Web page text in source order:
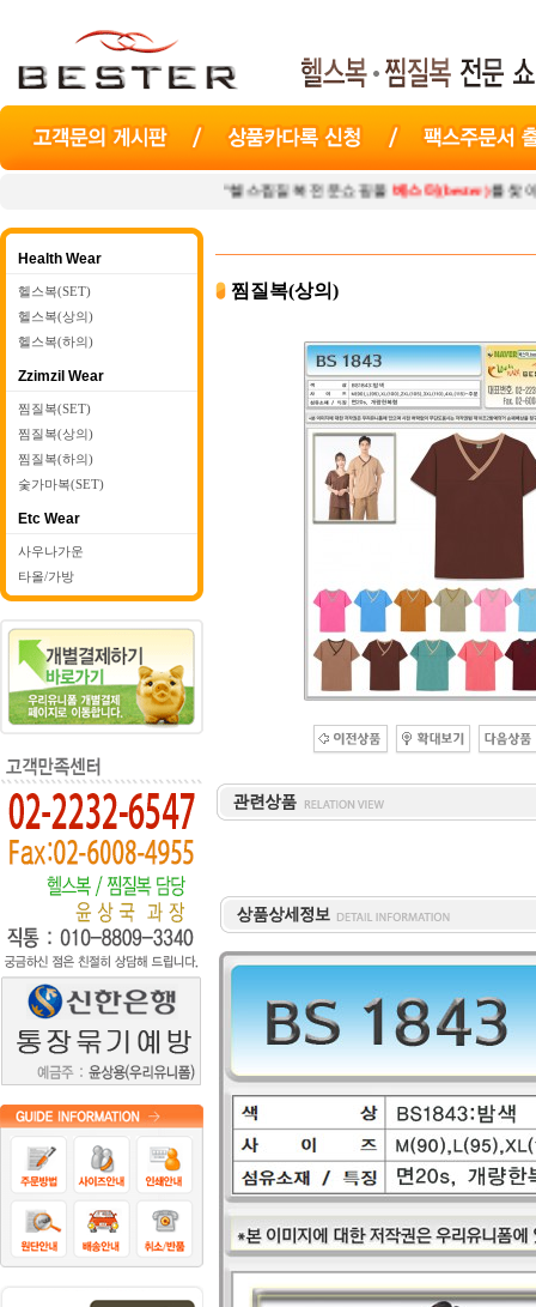
"헬스찜질복 전문쇼핑몰베스터(bester)를 찾아주셔서 감
Health Wear
헬스복(SET)
헬스복(상의)
헬스복(하의)
Zzimzil Wear
찜질복(SET)
찜질복(상의)
찜질복(하의)
숯가마복(SET)
Etc Wear
사우나가운
타올/가방
찜질복(상의)